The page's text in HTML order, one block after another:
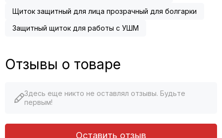
Щиток защитный для лица прозрачный для болгарки
Защитный щиток для работы с УШМ
Отзывы о товаре
Здесь еще никто не оставлял отзывы. Будьте
первым!
Оставить отзыв